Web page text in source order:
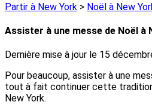
Partir à New York > Noël à New
Assister à une messe de Noël à
Dernière mise à jour le 15
Pour beaucoup, assister à une
tout à fait continuer cette
New York.